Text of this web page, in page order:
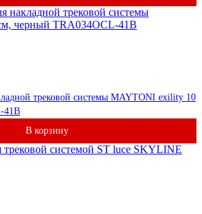
трековой системы MAYTONI exility 10
41B
В корзину